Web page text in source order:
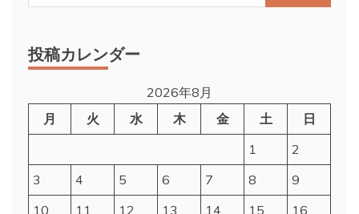
索:
投稿カレンダー
2026年8月
月
火 水 木 金 土
日
1
2
3
4 5 6 7 8
9
10
11 12 13 14 15
16